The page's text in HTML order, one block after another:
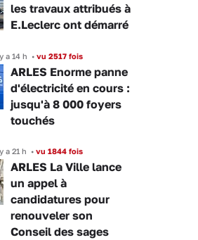
les travaux attribués à
E.Leclerc ont démarré
a 14 h • vu 2517 fois
ARLES Enorme panne
d'électricité en cours :
jusqu'à 8 000 foyers
touchés
a 21 h • vu 1844 fois
ARLES La Ville lance
un appel à
candidatures pour
renouveler son
Conseil des sages